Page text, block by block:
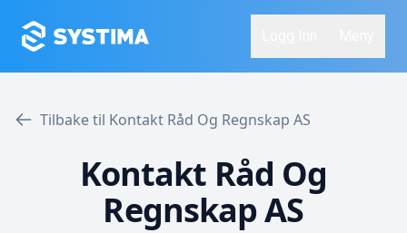
Tilbake til Kontakt Råd Og Regnskap AS
Kontakt Råd Og
Regnskap AS